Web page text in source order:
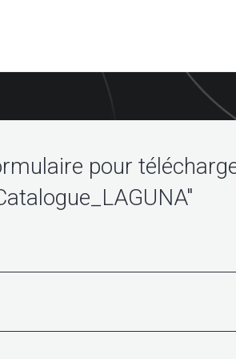
pour